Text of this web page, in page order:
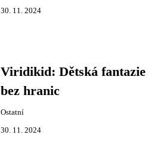
30. 11. 2024
Viridikid: Dětská fantazie
bez hranic
Ostatní
30. 11. 2024